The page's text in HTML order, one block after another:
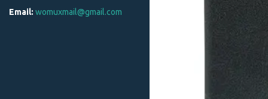
womuxmail@gmail.com